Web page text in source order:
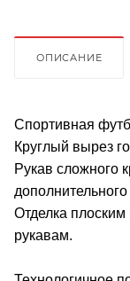
ОПИСАНИЕ
Спортивная
Круглый вырез
Рукав сложного
Отделка
рукавам.